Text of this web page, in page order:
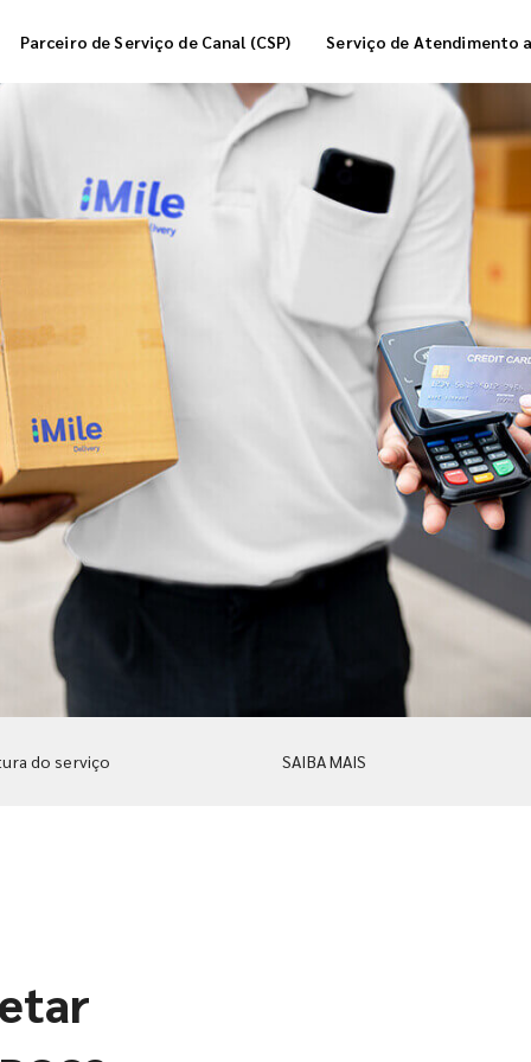
Entrega de Caixa Térmica
Parceiro de Serviço de Canal (CSP) Serviço de Atendimento
do serviço SAIBA MAIS